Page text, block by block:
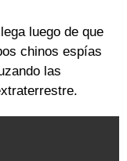
luego de que
chinos espías
las